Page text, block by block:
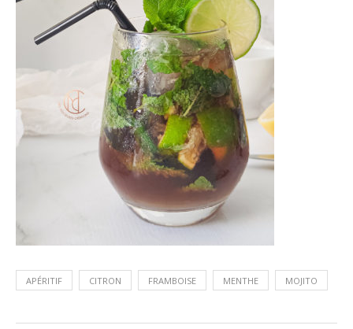
APÉRITIF CITRON FRAMBOISE MENTHE MOJITO